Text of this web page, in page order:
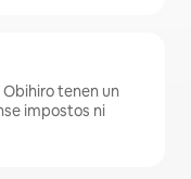
tenen un
impostos ni